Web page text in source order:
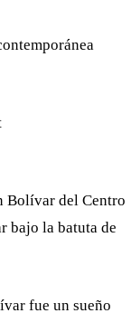
Bolívar del Centro
bajo la batuta de
fue un sueño